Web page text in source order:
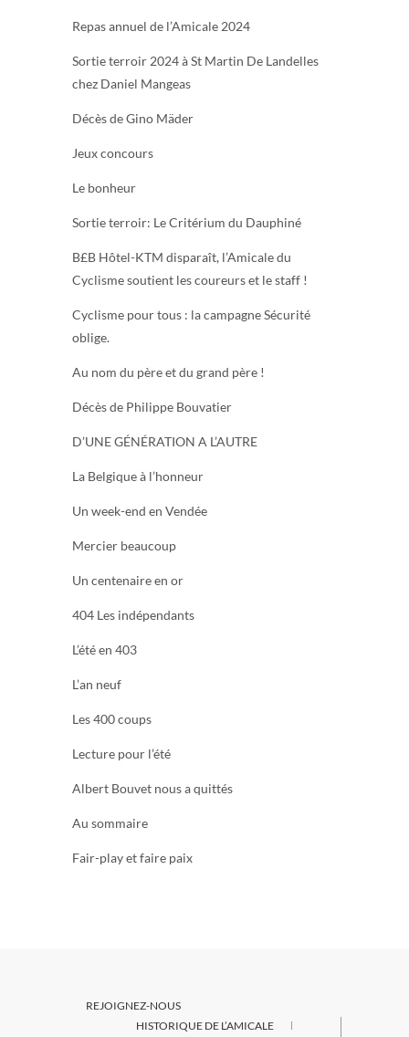
Repas annuel de l’Amicale 2024
Sortie terroir 2024 à St Martin De Landelles
chez Daniel Mangeas
Décès de Gino Mäder
Jeux concours
Le bonheur
Sortie terroir: Le Critérium du Dauphiné
B£B Hôtel-KTM disparaît, l’Amicale du
Cyclisme soutient les coureurs et le staff !
Cyclisme pour tous : la campagne Sécurité
oblige.
Au nom du père et du grand père !
Décès de Philippe Bouvatier
D’UNE GÉNÉRATION A L’AUTRE
La Belgique à l’honneur
Un week-end en Vendée
Mercier beaucoup
Un centenaire en or
404 Les indépendants
L’été en 403
L’an neuf
Les 400 coups
Lecture pour l’été
Albert Bouvet nous a quittés
Au sommaire
Fair-play et faire paix
REJOIGNEZ-NOUS
HISTORIQUE DE L’AMICALE